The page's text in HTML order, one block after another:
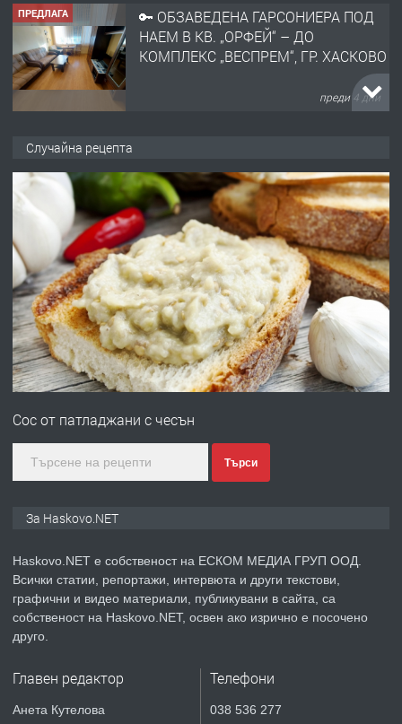
ПРЕДЛАГА
🔑 ОБЗАВЕДЕНА ГАРСОНИЕРА ПОД
НАЕМ В КВ. „ОРФЕЙ“ – ДО
КОМПЛЕКС „ВЕСПРЕМ“, ГР. ХАСКОВО
преди 4 дни
АПАРТАМЕНТ В ЦЕНТЪРА НА ГР.
ХАСКОВО
преди 5 дни
ПРЕДЛАГА Давам гараж под наем
преди 5 дни
ПРЕДЛАГА
№4120 Магазин/Офис под наем в кв.
градската градина!
преди 6 дни
ПРЕДЛАГА
Продавам парцел в гр. Хасково кв.
Случайна рецепта
Сос от патладжани с чесън
Търси
За Haskovo.NET
Haskovo.NET е собственост на ЕСКОМ МЕДИА ГРУП ООД.
Всички статии, репортажи, интервюта и други текстови,
графични и видео материали, публикувани в сайта, са
собственост на Haskovo.NET, освен ако изрично е посочено
друго.
Главен редактор
Анета Кутелова
Телефони
038 536 277